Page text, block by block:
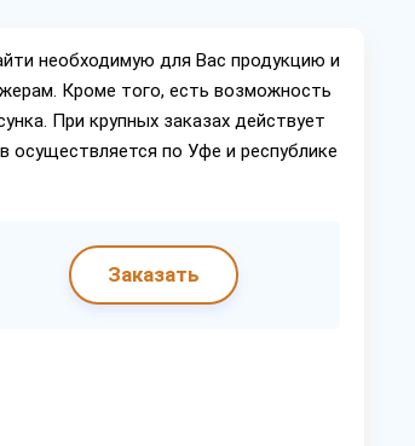
необходимую для Вас продукцию и
Кроме того, есть возможность
При крупных заказах действует
осуществляется по Уфе и республике
Заказать